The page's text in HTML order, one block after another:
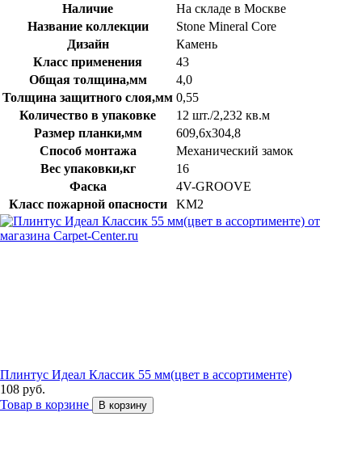
Наличие
На складе в Москве
Название коллекции
Stone Mineral Core
Дизайн
Камень
Класс применения
43
Общая толщина,мм
4,0
Толщина защитного слоя,мм 0,55
Количество в упаковке
12 шт./2,232 кв.м
Размер планки,мм
609,6х304,8
Способ монтажа
Механический замок
Вес упаковки,кг
16
Фаска
4V-GROOVE
Класс пожарной опасности
KM2
Плинтус Идеал Классик 55 мм(цвет в ассортименте)
108 руб.
Товар в корзине
В корзину